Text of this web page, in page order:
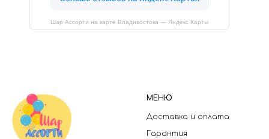
Шар Ассорти на карте Владивостока — Яндекс Карты
МЕНЮ
Доставка и оплата
Гарантия